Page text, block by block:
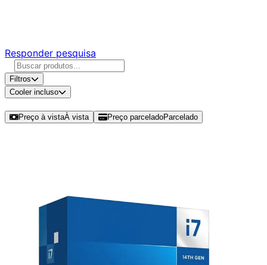
Responder pesquisa
Filtros
Cooler incluso
Preço à vistaÀ vista Preço parceladoParcelado